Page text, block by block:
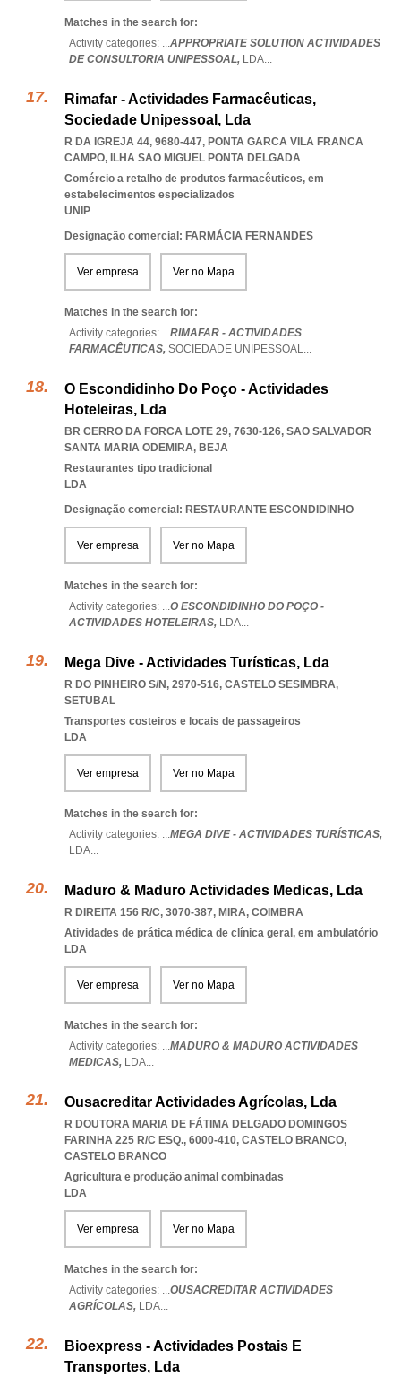
Matches in the search for:
Activity categories: ...APPROPRIATE SOLUTION ACTIVIDADES
DE CONSULTORIA UNIPESSOAL, LDA...
Rimafar - Actividades Farmacêuticas,
Sociedade Unipessoal, Lda
R DA IGREJA 44, 9680-447, PONTA GARCA VILA FRANCA
CAMPO, ILHA SAO MIGUEL PONTA DELGADA
Comércio a retalho de produtos farmacêuticos, em
estabelecimentos especializados
UNIP
Designação comercial: FARMÁCIA FERNANDES
Ver empresa Ver no Mapa
Matches in the search for:
Activity categories: ...RIMAFAR - ACTIVIDADES
FARMACÊUTICAS, SOCIEDADE UNIPESSOAL...
O Escondidinho Do Poço - Actividades
Hoteleiras, Lda
BR CERRO DA FORCA LOTE 29, 7630-126, SAO SALVADOR
SANTA MARIA ODEMIRA, BEJA
Restaurantes tipo tradicional
LDA
Designação comercial: RESTAURANTE ESCONDIDINHO
Ver empresa Ver no Mapa
Matches in the search for:
Activity categories: ...O ESCONDIDINHO DO POÇO -
ACTIVIDADES HOTELEIRAS, LDA...
Mega Dive - Actividades Turísticas, Lda
R DO PINHEIRO S/N, 2970-516, CASTELO SESIMBRA,
SETUBAL
Transportes costeiros e locais de passageiros
LDA
Ver empresa Ver no Mapa
Matches in the search for:
Activity categories: ...MEGA DIVE - ACTIVIDADES TURÍSTICAS,
LDA...
Maduro & Maduro Actividades Medicas, Lda
R DIREITA 156 R/C, 3070-387, MIRA, COIMBRA
Atividades de prática médica de clínica geral, em ambulatório
LDA
Ver empresa Ver no Mapa
Matches in the search for:
Activity categories: ...MADURO & MADURO ACTIVIDADES
MEDICAS, LDA...
Ousacreditar Actividades Agrícolas, Lda
R DOUTORA MARIA DE FÁTIMA DELGADO DOMINGOS
FARINHA 225 R/C ESQ., 6000-410, CASTELO BRANCO,
CASTELO BRANCO
Agricultura e produção animal combinadas
LDA
Ver empresa Ver no Mapa
Matches in the search for:
Activity categories: ...OUSACREDITAR ACTIVIDADES
AGRÍCOLAS, LDA...
Bioexpress - Actividades Postais E
Transportes, Lda